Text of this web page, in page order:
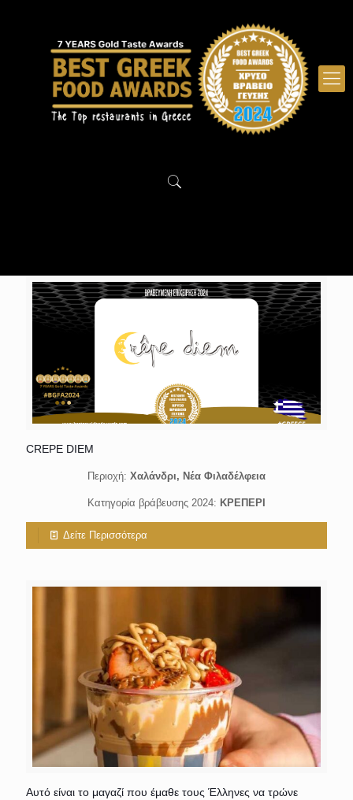
CREPE DIEM
Περιοχή: Χαλάνδρι, Νέα Φιλαδέλφεια
Κατηγορία βράβευσης 2024: ΚΡΕΠΕΡΙ
Δείτε Περισσότερα
Αυτό είναι το μαγαζί που έμαθε τους Έλληνες να τρώνε